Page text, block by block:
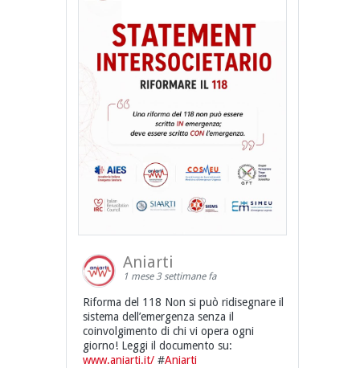
Aniarti
1 mese 3 settimane fa
Riforma del 118 Non si può ridisegnare il
sistema dell’emergenza senza il
coinvolgimento di chi vi opera ogni
giorno! Leggi il documento su:
www.aniarti.it/#Aniarti